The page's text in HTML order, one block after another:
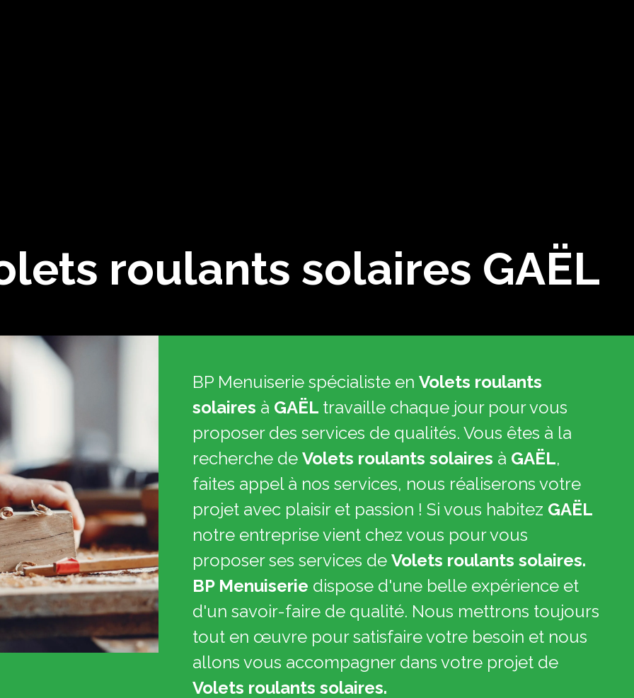
roulants solaires GAËL
BP Menuiserie spécialiste en Volets roulants
solaires à GAËL travaille chaque jour pour vous
proposer des services de qualités. Vous êtes à la
recherche de Volets roulants solaires à GAËL,
faites appel à nos services, nous réaliserons votre
projet avec plaisir et passion ! Si vous habitez GAËL
notre entreprise vient chez vous pour vous
proposer ses services de Volets roulants solaires.
BP Menuiserie dispose d'une belle expérience et
d'un savoir-faire de qualité. Nous mettrons toujours
tout en œuvre pour satisfaire votre besoin et nous
allons vous accompagner dans votre projet de
Volets roulants solaires.